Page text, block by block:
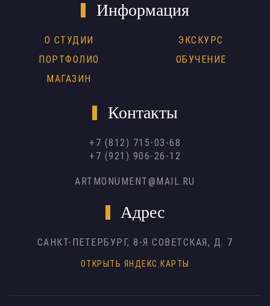
Информация
О СТУДИИ
ПОРТФОЛИО
МАГАЗИН
ЭКСКУРС
ОБУЧЕНИЕ
Контакты
+7 (812) 715-03-68
+7 (921) 906-26-12
ARTMONUMENT@MAIL.RU
Адрес
САНКТ-ПЕТЕРБУРГ, 8-Я СОВЕТСКАЯ, Д. 7
ОТКРЫТЬ ЯНДЕКС.КАРТЫ